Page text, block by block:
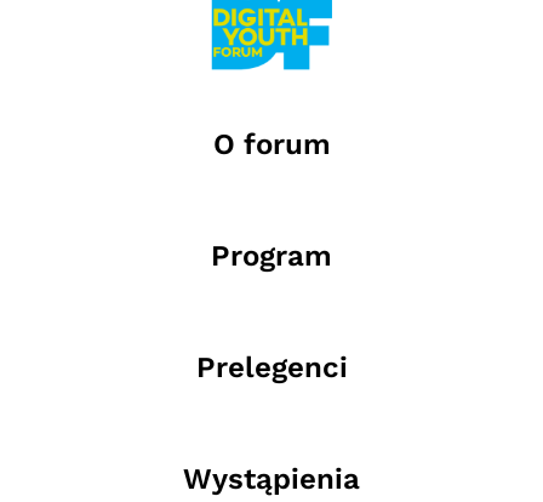
O forum
Program
Prelegenci
Wystąpienia